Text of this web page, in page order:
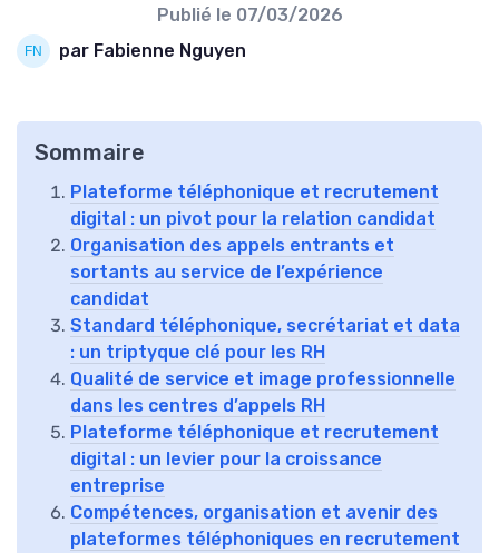
Publié le 07/03/2026
par Fabienne Nguyen
Sommaire
Plateforme téléphonique et recrutement
digital : un pivot pour la relation candidat
Organisation des appels entrants et
sortants au service de l’expérience
candidat
Standard téléphonique, secrétariat et data
: un triptyque clé pour les RH
Qualité de service et image professionnelle
dans les centres d’appels RH
Plateforme téléphonique et recrutement
digital : un levier pour la croissance
entreprise
Compétences, organisation et avenir des
plateformes téléphoniques en recrutement